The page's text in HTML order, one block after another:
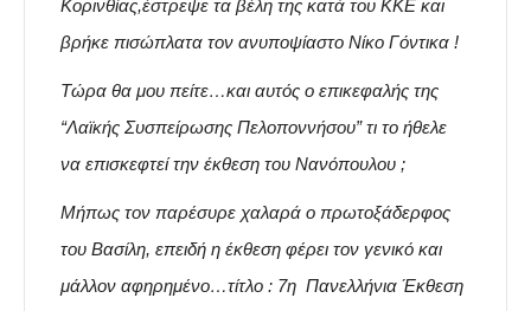
Κορινθίας,έστρεψε τα βέλη της κατά του ΚΚΕ και
βρήκε πισώπλατα τον ανυποψίαστο Νίκο Γόντικα !
Τώρα θα μου πείτε…και αυτός ο επικεφαλής της
“Λαϊκής Συσπείρωσης Πελοποννήσου” τι το ήθελε
να επισκεφτεί την έκθεση του Νανόπουλου ;
Μήπως τον παρέσυρε χαλαρά ο πρωτοξάδερφος
του Βασίλη, επειδή η έκθεση φέρει τον γενικό και
μάλλον αφηρημένο…τίτλο : 7η Πανελλήνια Έκθεση